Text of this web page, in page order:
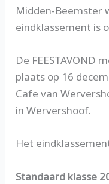
Midden-Beemster
eindklassement is
De FEESTAVOND
plaats op 16
Cafe van
in Wervershoof.
Het
Standaard